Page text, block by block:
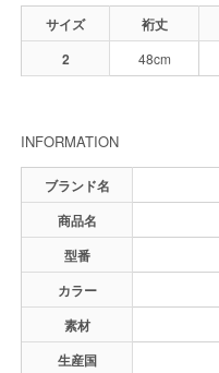
サイズ 裄丈
2
48cm
INFORMATION
ブランド名
商品名
型番
カラー
素材
生産国